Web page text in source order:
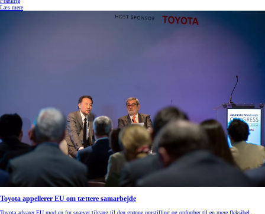
Læs mere
Toyota appellerer EU om tættere samarbejde
Toyota advarer EU mod en for snæver tilgang til den grønne omstilling og opfordrer til en mere fleksibel,